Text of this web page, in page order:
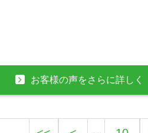
お客様の声をさらに詳しく